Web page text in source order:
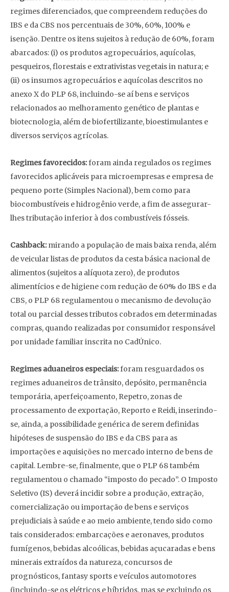
regimes diferenciados, que compreendem reduções do
IBS e da CBS nos percentuais de 30%, 60%, 100% e
isenção. Dentre os itens sujeitos à redução de 60%, foram
abarcados: (i) os produtos agropecuários, aquícolas,
pesqueiros, florestais e extrativistas vegetais in natura; e
(ii) os insumos agropecuários e aquícolas descritos no
anexo X do PLP 68, incluindo-se aí bens e serviços
relacionados ao melhoramento genético de plantas e
biotecnologia, além de biofertilizante, bioestimulantes e
diversos serviços agrícolas.
Regimes favorecidos:foram ainda regulados os regimes
favorecidos aplicáveis para microempresas e empresa de
pequeno porte (Simples Nacional), bem como para
biocombustíveis e hidrogênio verde, a fim de assegurar-
lhes tributação inferior à dos combustíveis fósseis.
Cashback:mirando a população de mais baixa renda, além
de veicular listas de produtos da cesta básica nacional de
alimentos (sujeitos a alíquota zero), de produtos
alimentícios e de higiene com redução de 60% do IBS e da
CBS, o PLP 68 regulamentou o mecanismo de devolução
total ou parcial desses tributos cobrados em determinadas
compras, quando realizadas por consumidor responsável
por unidade familiar inscrita no CadÚnico.
Regimes aduaneiros especiais:foram resguardados os
regimes aduaneiros de trânsito, depósito, permanência
temporária, aperfeiçoamento, Repetro, zonas de
processamento de exportação, Reporto e Reidi, inserindo-
se, ainda, a possibilidade genérica de serem definidas
hipóteses de suspensão do IBS e da CBS para as
importações e aquisições no mercado interno de bens de
capital. Lembre-se, finalmente, que o PLP 68 também
regulamentou o chamado “imposto do pecado”. O Imposto
Seletivo (IS) deverá incidir sobre a produção, extração,
comercialização ou importação de bens e serviços
prejudiciais à saúde e ao meio ambiente, tendo sido como
tais considerados: embarcações e aeronaves, produtos
fumígenos, bebidas alcoólicas, bebidas açucaradas e bens
minerais extraídos da natureza, concursos de
prognósticos, fantasy sports e veículos automotores
(incluindo-se os elétricos e híbridos, mas se excluindo os